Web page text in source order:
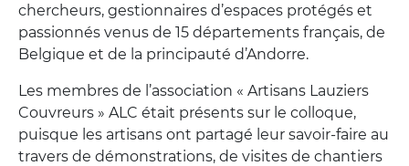
chercheurs, gestionnaires d’espaces protégés et
passionnés venus de 15 départements français, de
Belgique et de la principauté d’Andorre.
Les membres de l’association « Artisans Lauziers
Couvreurs » ALC était présents sur le colloque,
puisque les artisans ont partagé leur savoir-faire au
travers de démonstrations, de visites de chantiers